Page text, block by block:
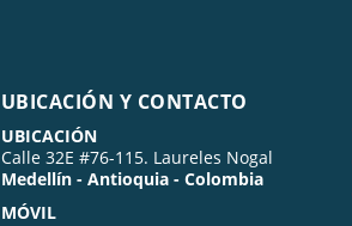
UBICACIÓN Y CONTACTO
UBICACIÓN
Calle 32E #76-115. Laureles Nogal
Medellín - Antioquia - Colombia
MÓVIL